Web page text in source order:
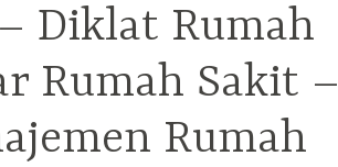
Diklat Rumah
Rumah Sakit –
Rumah